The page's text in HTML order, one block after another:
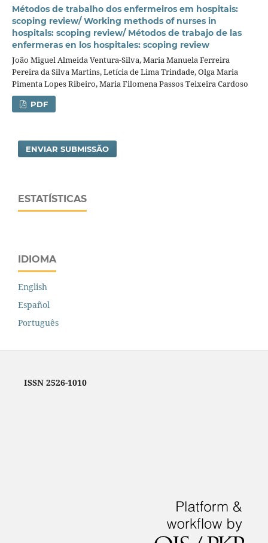
Métodos de trabalho dos enfermeiros em hospitais:
scoping review/ Working methods of nurses in
hospitals: scoping review/ Métodos de trabajo de las
enfermeras en los hospitales: scoping review
João Miguel Almeida Ventura-Silva, Maria Manuela Ferreira
Pereira da Silva Martins, Letícia de Lima Trindade, Olga Maria
Pimenta Lopes Ribeiro, Maria Filomena Passos Teixeira Cardoso
PDF
ENVIAR SUBMISSÃO
ESTATÍSTICAS
IDIOMA
English
Español
Português
ISSN 2526-1010